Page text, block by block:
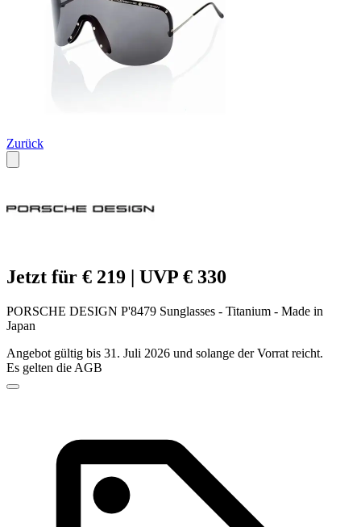
Zurück
Jetzt für € 219 | UVP € 330
PORSCHE DESIGN P'8479 Sunglasses - Titanium - Made in
Japan
Angebot gültig bis 31. Juli 2026 und solange der Vorrat reicht.
Es gelten die AGB